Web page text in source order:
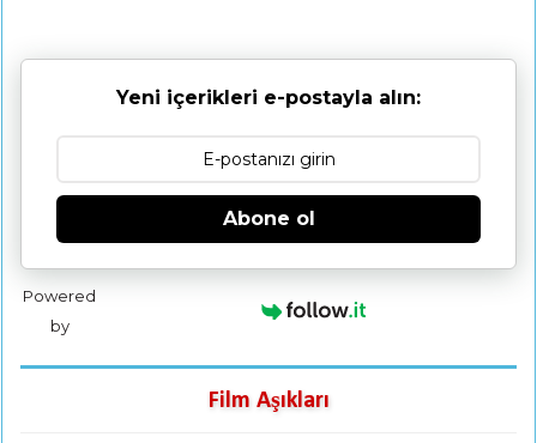
Yeni içerikleri e-postayla alın:
Abone ol
Powered
by
Film Aşıkları